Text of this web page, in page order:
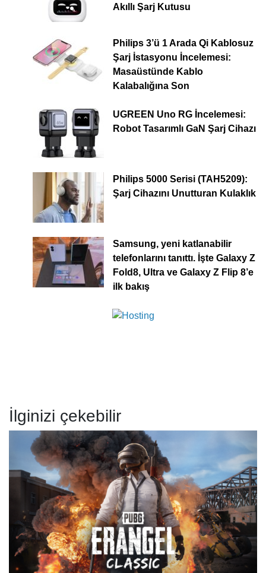
Akıllı Şarj Kutusu
Philips 3’ü 1 Arada Qi Kablosuz
Şarj İstasyonu İncelemesi:
Masaüstünde Kablo
Kalabalığına Son
UGREEN Uno RG İncelemesi:
Robot Tasarımlı GaN Şarj Cihazı
Philips 5000 Serisi (TAH5209):
Şarj Cihazını Unutturan Kulaklık
Samsung, yeni katlanabilir
telefonlarını tanıttı. İşte Galaxy Z
Fold8, Ultra ve Galaxy Z Flip 8’e
ilk bakış
İlginizi çekebilir